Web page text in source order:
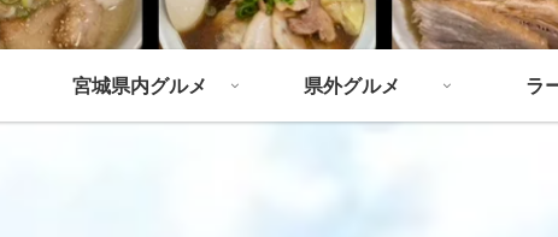
宮城県内グルメ 県外グルメ ラ